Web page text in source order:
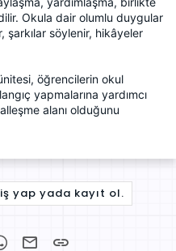
Okula dair olumlu duygular
şarkılar söylenir, hikâyeler
öğrencilerin okul
yapmalarına yardımcı
alanı olduğunu
yap yada kayıt ol.
WhatsApp
E-postaLink